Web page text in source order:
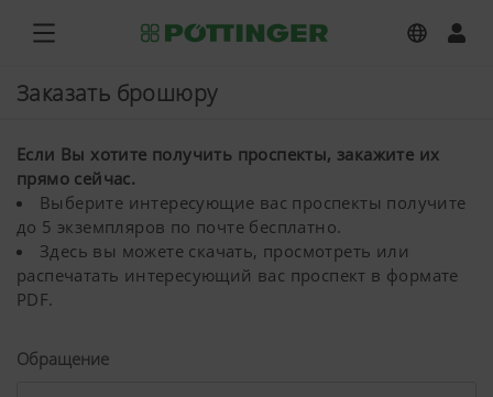
Заказать брошюру
Если Вы хотите получить проспекты, закажите их
прямо сейчас.
Выберите интересующие вас проспекты получите
до 5 экземпляров по почте бесплатно.
Здесь вы можете скачать, просмотреть или
распечатать интересующий вас проспект в формате
PDF.
Обращение